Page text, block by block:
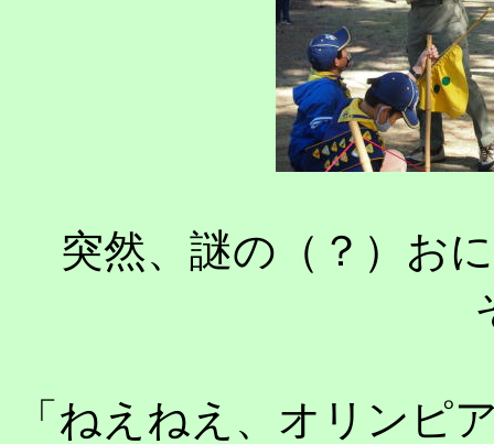
突然、謎の（？）お
「ねえねえ、オリン